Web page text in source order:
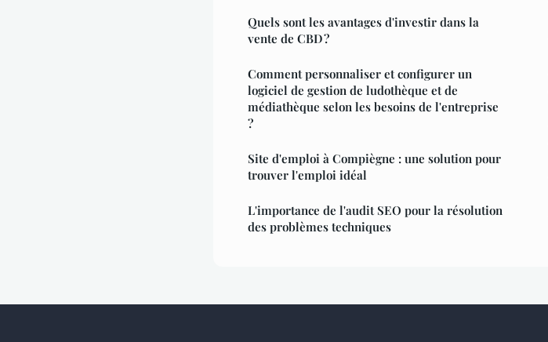
Quels sont les avantages d'investir dans la
vente de CBD ?
Comment personnaliser et configurer un
logiciel de gestion de ludothèque et de
médiathèque selon les besoins de l'entreprise
?
Site d'emploi à Compiègne : une solution pour
trouver l'emploi idéal
L'importance de l'audit SEO pour la résolution
des problèmes techniques